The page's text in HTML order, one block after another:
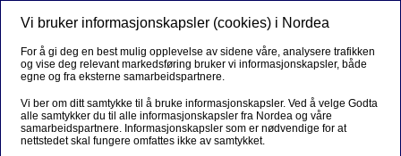
Vi bruker informasjonskapsler (cookies) i Nordea
For å gi deg en best mulig opplevelse av sidene våre, analysere trafikken
og vise deg relevant markedsføring bruker vi informasjonskapsler, både
egne og fra eksterne samarbeidspartnere.
Vi ber om ditt samtykke til å bruke informasjonskapsler. Ved å velge Godta
alle samtykker du til alle informasjonskapsler fra Nordea og våre
samarbeidspartnere. Informasjonskapsler som er nødvendige for at
nettstedet skal fungere omfattes ikke av samtykket.